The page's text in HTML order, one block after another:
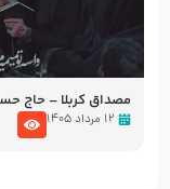
مصداق کربلا – حاج
۱۲ مرداد ۱۴۰۵